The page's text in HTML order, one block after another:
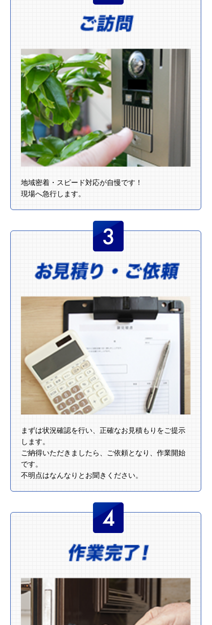
地域密着・スピード対応が自慢です！
現場へ急行します。
まずは状況確認を行い、正確なお見積もりをご提示
します。
ご納得いただきましたら、ご依頼となり、作業開始
です。
不明点はなんなりとお聞きください。